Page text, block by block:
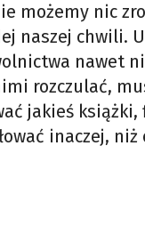
możemy nic
naszej chwili.
nawet
rozczulać,
jakieś
inaczej, niż